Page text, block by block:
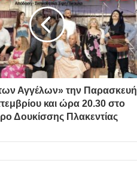
Αγγέλων» την Παρασκευή
και ώρα 20.30 στο
Δουκίσσης Πλακεντίας